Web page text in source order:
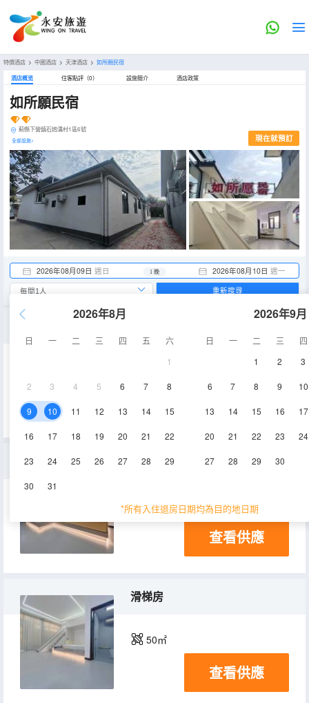
特價酒店 > 中國酒店 > 天津酒店 > 如所願民宿
酒店概览 住客點評（0） 設施簡介 酒店政策
如所願民宿
薊縣下營鎮石炮溝村1區6號
全部設施> 現在就預訂
2026年08月09日 週日 2026年08月10日 週一
1 晚
2026年8月
日 一 二 三 四 五
六
1
2 3 4 5 6 7 8
9 10 11 12 13 14 15
16 17 18 19 20 21 22
23 24 25 26 27 28 29
30 31
2026年9月
日 一 二 三
四
1
2 3
6 7 8 9 10
13 14 15 16 17
20 21 22 23 24
27 28 29 30
*所有入住退房日期均為目的地日期
重新搜尋
大床房
25㎡
查看供應
滑梯房
50㎡
查看供應